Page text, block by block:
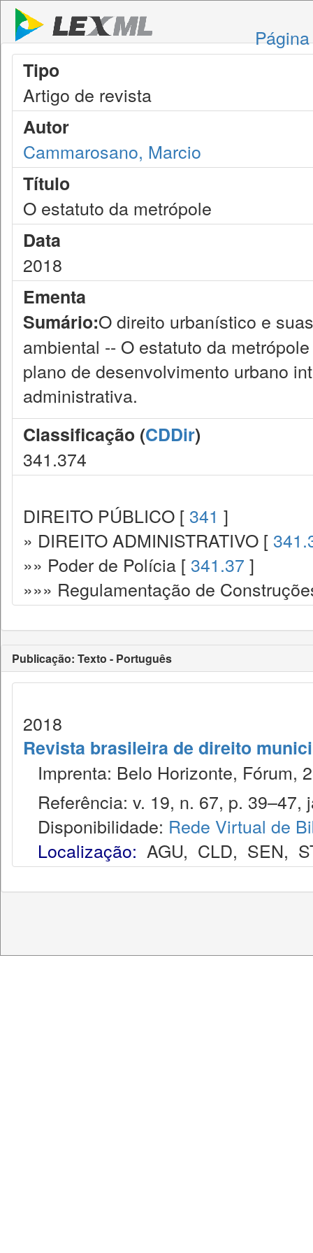
Tipo
Artigo de revista
Autor
Cammarosano, Marcio
Título
O estatuto da metrópole
Data
2018
Ementa
Sumário:O direito urbanístico e
ambiental -- O estatuto da
plano de desenvolvimento urbano
administrativa.
Classificação (CDDir)
341.374
DIREITO PÚBLICO [ 341 ]
» DIREITO ADMINISTRATIVO [
»» Poder de Polícia [ 341.37 ]
»»» Regulamentação de
Publicação: Texto - Português
2018
Revista brasileira de direito
Imprenta: Belo Horizonte, Fórum,
Referência: v. 19, n. 67, p. 39–47,
Disponibilidade: Rede Virtual de
Localização: AGU, CLD, SEN,